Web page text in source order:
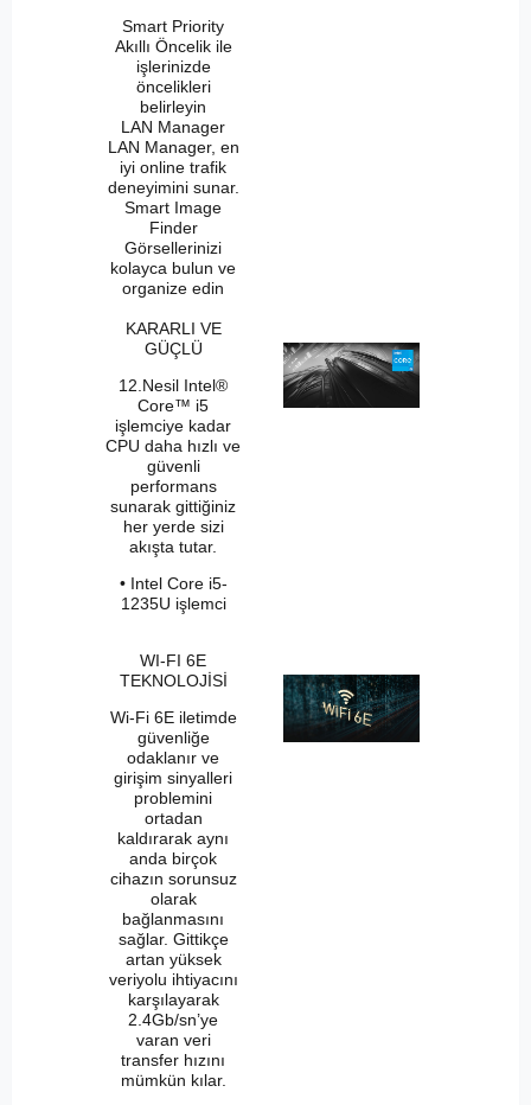
Smart Priority
Akıllı Öncelik ile
işlerinizde
öncelikleri
belirleyin
LAN Manager
LAN Manager, en
iyi online trafik
deneyimini sunar.
Smart Image
Finder
Görsellerinizi
kolayca bulun ve
organize edin
KARARLI VE
GÜÇLÜ
12.Nesil Intel®
Core™ i5
işlemciye kadar
CPU daha hızlı ve
güvenli
performans
sunarak gittiğiniz
her yerde sizi
akışta tutar.
• Intel Core i5-
1235U işlemci
WI-FI 6E
TEKNOLOJİSİ
Wi-Fi 6E iletimde
güvenliğe
odaklanır ve
girişim sinyalleri
problemini
ortadan
kaldırarak aynı
anda birçok
cihazın sorunsuz
olarak
bağlanmasını
sağlar. Gittikçe
artan yüksek
veriyolu ihtiyacını
karşılayarak
2.4Gb/sn’ye
varan veri
transfer hızını
mümkün kılar.